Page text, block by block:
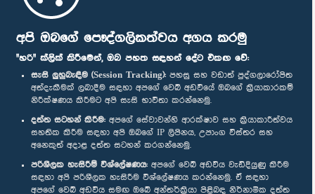
අපි ඔබගේ පෞද්ගලිකත්වය අගය කරමු
"හරි" ක්ලික් කිරීමෙන්, ඔබ පහත සඳහන් දේට එකඟ වේ:
සැසි ලුහුබැඳීම (Session Tracking): පහසු සහ වඩාත් පුද්ගලාරෝපිත
අත්දැකීමක් ලබාදීම සඳහා අපගේ වෙබ් අඩවියේ ඔබගේ ක්‍රියාකාරකම්
නිරීක්ෂණය කිරීමට අපි සැසි භාවිතා කරන්නෙමු.
දත්ත සටහන් කිරීම: අපගේ සේවාවන්හි ආරක්ෂාව සහ ක්‍රියාකාරීත්වය
සහතික කිරීම සඳහා අපි ඔබගේ IP ලිපිනය, උපාංග විස්තර සහ
අනෙකුත් අදාළ දත්ත සටහන් කරගන්නෙමු.
පරිශීලක හැසිරීම් විශ්ලේෂණය: අපගේ වෙබ් අඩවිය වැඩිදියුණු කිරීම
සඳහා අපි පරිශීලක හැසිරීම විශ්ලේෂණය කරන්නෙමු. ඒ සඳහා
අපගේ වෙබ් අඩවිය සමඟ ඔබේ අන්තර්ක්‍රියා පිළිබඳ නිර්නාමික දත්ත
පාර්ලිමේන්තු ජංගම යෙදුම
අප හා සම්බන්ධ වී සිටින්න :
සම්මාන